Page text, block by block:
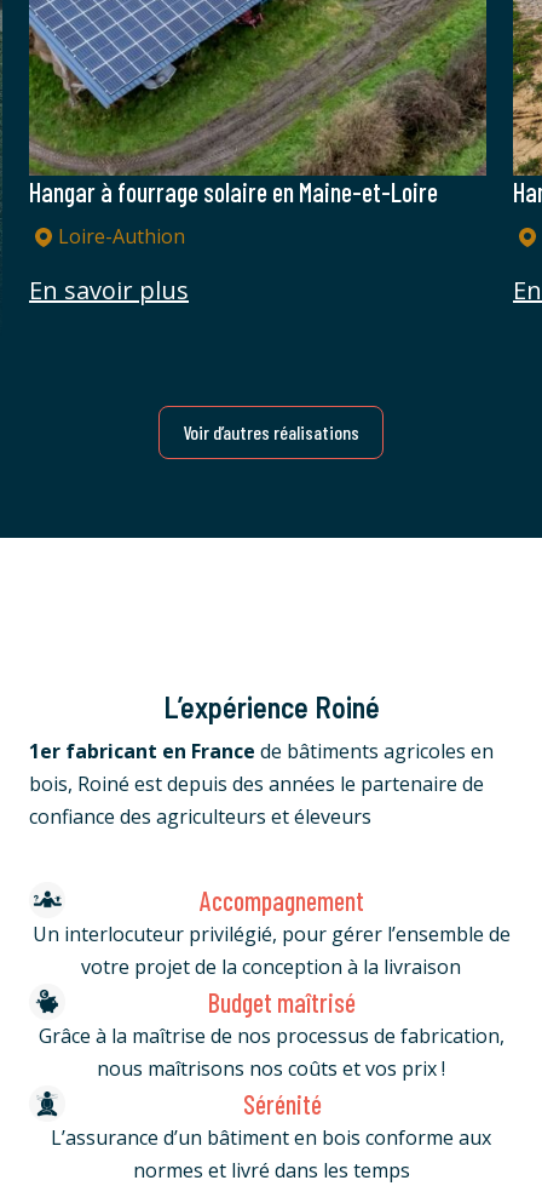
et-Loire Hangar fourrages en bois dans la
Voir d’autres réalisations
L’expérience Roiné
1er fabricant en France de bâtiments agricoles en
bois, Roiné est depuis des années le partenaire de
confiance des agriculteurs et éleveurs
Accompagnement
Un interlocuteur privilégié, pour gérer l’ensemble de
votre projet de la conception à la livraison
Budget maîtrisé
Grâce à la maîtrise de nos processus de fabrication,
nous maîtrisons nos coûts et vos prix !
Sérénité
L’assurance d’un bâtiment en bois conforme aux
normes et livré dans les temps